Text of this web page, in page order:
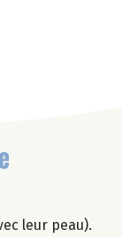
leur peau).